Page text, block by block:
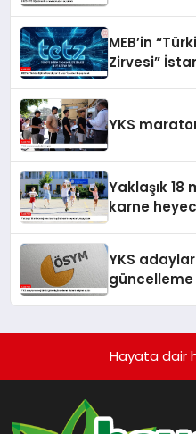
MEB’in
Zirvesi”
YKS
Yaklaşık
karne
YKS
güncelleme
Hayata dair